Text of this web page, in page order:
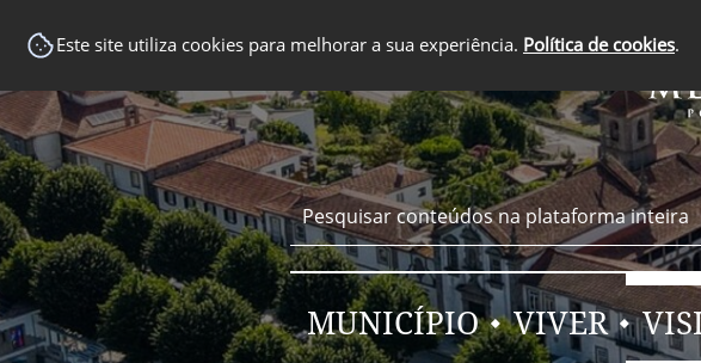
Este site utiliza cookies para melhorar a sua experiência. Política de cookies.
MUNICÍPIO VIVER